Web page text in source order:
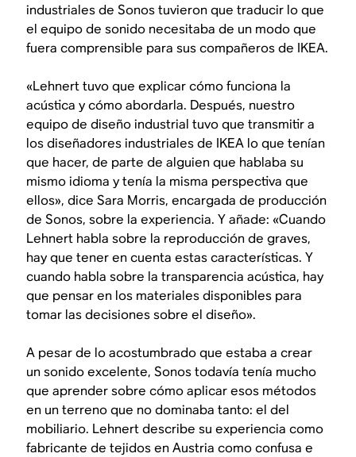
industriales de Sonos tuvieron que traducir lo que
el equipo de sonido necesitaba de un modo que
fuera comprensible para sus compañeros de IKEA.
«Lehnert tuvo que explicar cómo funciona la
acústica y cómo abordarla. Después, nuestro
equipo de diseño industrial tuvo que transmitir a
los diseñadores industriales de IKEA lo que tenían
que hacer, de parte de alguien que hablaba su
mismo idioma y tenía la misma perspectiva que
ellos», dice Sara Morris, encargada de producción
de Sonos, sobre la experiencia. Y añade: «Cuando
Lehnert habla sobre la reproducción de graves,
hay que tener en cuenta estas características. Y
cuando habla sobre la transparencia acústica, hay
que pensar en los materiales disponibles para
tomar las decisiones sobre el diseño».
A pesar de lo acostumbrado que estaba a crear
un sonido excelente, Sonos todavía tenía mucho
que aprender sobre cómo aplicar esos métodos
en un terreno que no dominaba tanto: el del
mobiliario. Lehnert describe su experiencia como
fabricante de tejidos en Austria como confusa e